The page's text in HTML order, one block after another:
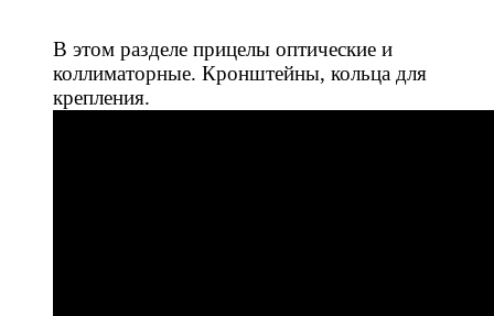
В этом разделе прицелы оптические и
коллиматорные. Кронштейны, кольца для
крепления.